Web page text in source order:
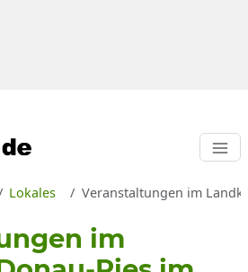
Lokales Veranstaltungen im
im